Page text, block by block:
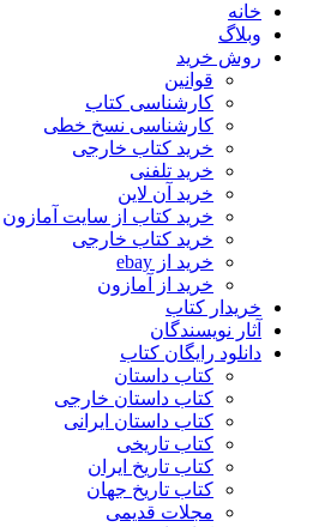
خانه
وبلاگ
روش خرید
قوانین
کارشناسی کتاب
کارشناسی نسخ خطی
خرید کتاب خارجی
خرید تلفنی
خرید آن لاین
خرید کتاب از سایت آمازون
خرید کتاب خارجی
خرید از ebay
خرید از آمازون
خریدار کتاب
آثار نویسندگان
دانلود رایگان کتاب
کتاب داستان
کتاب داستان خارجی
کتاب داستان ایرانی
کتاب تاریخی
کتاب تاریخ ایران
کتاب تاریخ جهان
مجلات قدیمی